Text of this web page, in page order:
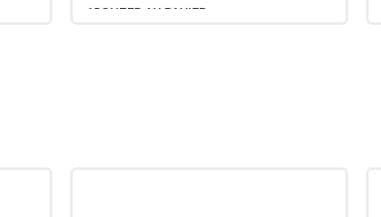
AJOUTER AU PANIER